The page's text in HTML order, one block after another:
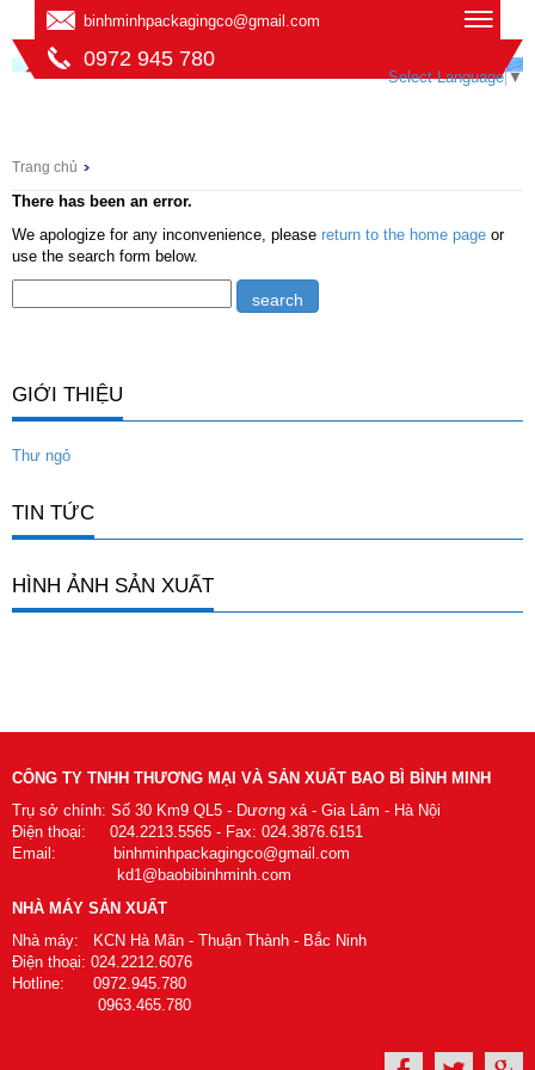
binhminhpackagingco@gmail.com
0972 945 780
Select Language ▼
Trang chủ
There has been an error.
We apologize for any inconvenience, please return to the home page or
use the search form below.
GIỚI THIỆU
Thư ngỏ
TIN TỨC
HÌNH ẢNH SẢN XUẤT
CÔNG TY TNHH THƯƠNG MẠI VÀ SẢN XUẤT BAO BÌ BÌNH MINH
Trụ sở chính: Số 30 Km9 QL5 - Dương xá - Gia Lâm - Hà Nội
Điện thoại: 024.2213.5565 - Fax: 024.3876.6151
Email: binhminhpackagingco@gmail.com
kd1@baobibinhminh.com
NHÀ MÁY SẢN XUẤT
Nhà máy: KCN Hà Mãn - Thuận Thành - Bắc Ninh
Điện thoại: 024.2212.6076
Hotline: 0972.945.780
0963.465.780